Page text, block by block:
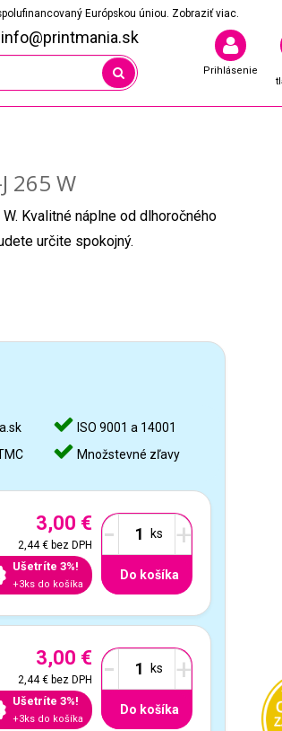
Európskou úniou. Zobraziť viac.
info@printmania.sk
Prihlásenie
265 W
Kvalitné náplne od dlhoročného
určite spokojný.
ISO 9001 a 14001
Množstevné zľavy
3,00 €
2,44 €bez DPH
Ušetríte 3%!
+3ks do košíka
- +
Do košíka
3,00 €
2,44 €bez DPH
Ušetríte 3%!
+3ks do košíka
- +
Do košíka